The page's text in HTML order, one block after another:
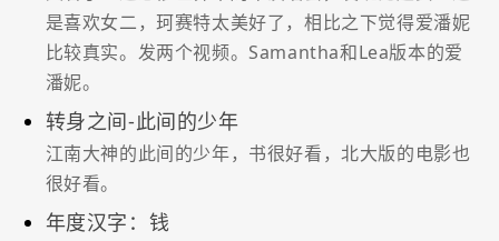
是喜欢女二，珂赛特太美好了，相比之下觉得爱潘妮
比较真实。发两个视频。Samantha和Lea版本的爱
潘妮。
转身之间-此间的少年
江南大神的此间的少年，书很好看，北大版的电影也
很好看。
年度汉字：钱